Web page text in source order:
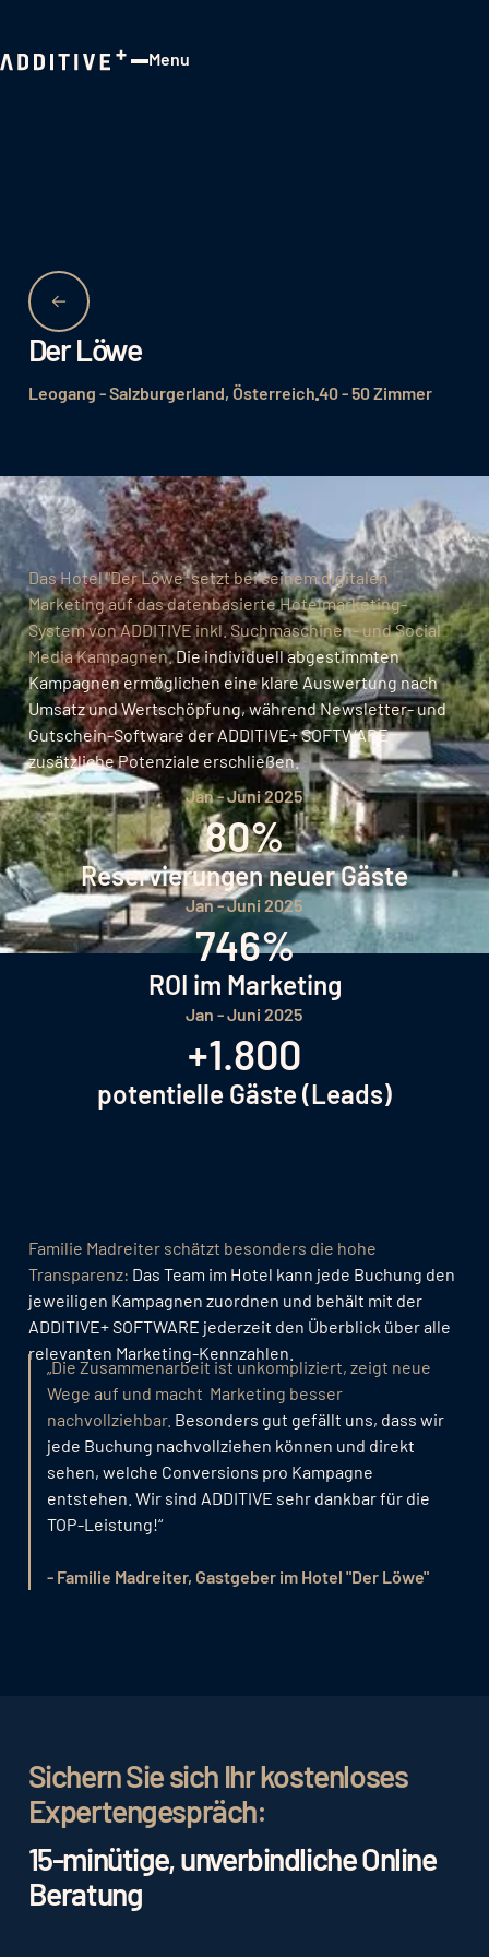
Menu
Der Löwe
Leogang - Salzburgerland, Österreich 40 - 50 Zimmer
Das Hotel "Der Löwe" setzt bei seinem digitalen
Marketing auf das datenbasierte Hotelmarketing-
System von ADDITIVE inkl. Suchmaschinen- und Social
Media Kampagnen.Die individuell abgestimmten
Kampagnen ermöglichen eine klare Auswertung nach
Umsatz und Wertschöpfung, während Newsletter- und
Gutschein-Software der ADDITIVE+ SOFTWARE
zusätzliche Potenziale erschließen.
Jan - Juni 2025
80%
Reservierungen neuer Gäste
Jan - Juni 2025
746%
ROI im Marketing
Jan - Juni 2025
+1.800
potentielle Gäste (Leads)
Familie Madreiter schätzt besonders die hohe
Transparenz: Das Team im Hotel kann jede Buchung den
jeweiligen Kampagnen zuordnen und behält mit der
ADDITIVE+ SOFTWARE jederzeit den Überblick über alle
relevanten Marketing-Kennzahlen.
„Die Zusammenarbeit ist unkompliziert, zeigt neue
Wege auf und macht Marketing besser
nachvollziehbar. Besonders gut gefällt uns, dass wir
jede Buchung nachvollziehen können und direkt
sehen, welche Conversions pro Kampagne
entstehen. Wir sind ADDITIVE sehr dankbar für die
TOP-Leistung!“
- Familie Madreiter, Gastgeber im Hotel "Der Löwe"
Sichern Sie sich Ihr kostenloses
Expertengespräch:
15-minütige, unverbindliche Online
Beratung